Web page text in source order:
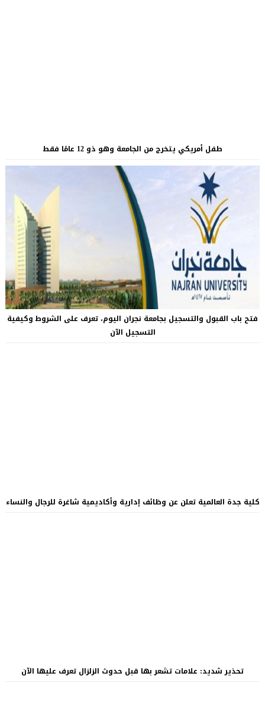
طفل أمريكي يتخرج من الجامعة وهو ذو 12 عامًا فقط
فتح باب القبول والتسجيل بجامعة نجران اليوم، تعرف على الشروط وكيفية
التسجيل الآن
كلية جدة العالمية تعلن عن وظائف إدارية وأكاديمية شاغرة للرجال والنساء
تحذير شديد: علامات تشعر بها قبل حدوث الزلزال تعرف عليها الآن